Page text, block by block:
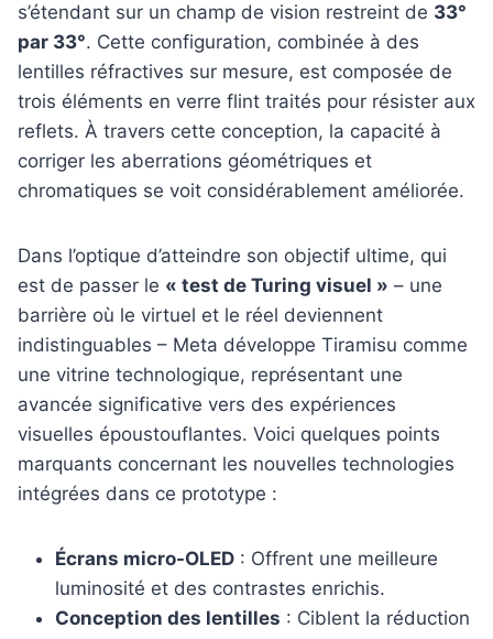
s’étendant sur un champ de vision restreint de 33°
par 33°. Cette configuration, combinée à des
lentilles réfractives sur mesure, est composée de
trois éléments en verre flint traités pour résister aux
reflets. À travers cette conception, la capacité à
corriger les aberrations géométriques et
chromatiques se voit considérablement améliorée.
Dans l’optique d’atteindre son objectif ultime, qui
est de passer le « test de Turing visuel » – une
barrière où le virtuel et le réel deviennent
indistinguables – Meta développe Tiramisu comme
une vitrine technologique, représentant une
avancée significative vers des expériences
visuelles époustouflantes. Voici quelques points
marquants concernant les nouvelles technologies
intégrées dans ce prototype :
Écrans micro-OLED : Offrent une meilleure
luminosité et des contrastes enrichis.
Conception des lentilles : Ciblent la réduction